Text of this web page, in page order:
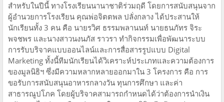
สำหรับในปีนี้ ทางโรงเรียนนานาชาติร่วมฤดี โดยการสนับสนุนจาก
ผู้อำนวยการโรงเรียน คุณพ่อจิตตพล ปลั่งกลาง ได้ประสานให้
นักเรียนทั้ง 3 คน คือ นายรวิศ ธรรมพลานนท์ นายธนภัทร จิระ
พจชพร และนางสาวนงนภัส ราวรา ทำกิจกรรมเพื่อพัฒนาระบบ
การรับบริจาคแบบออนไลน์และการสื่อสารรูปแบบ Digital
Marketing ทั้งนี้ทีมนักเรียนได้วิเคราะห์ประเภทและความต้องการ
ของมูลนิธิฯ ซึ่งมีความหลากหลายออกมาใน 3 โครงการ คือ การ
ขอรับการสนับสนุนอาหารกลางวัน ทุนการศึกษา และค่า
สาธารณูปโภค โดยผู้บริจาคสามารถกำหนดได้ว่าต้องการนำเงิน